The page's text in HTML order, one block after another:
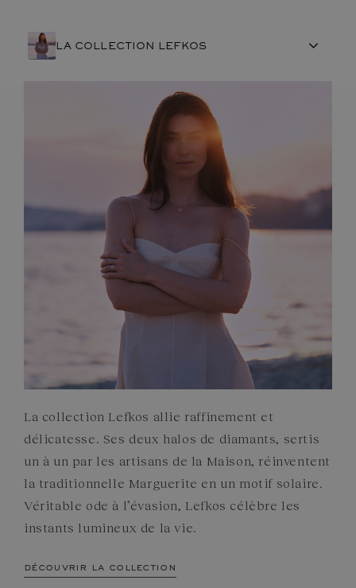
LA COLLECTION LEFKOS
ARTISANAT FRANÇAIS
ENGAGEMENTS
La collection Lefkos allie raffinement et
délicatesse. Ses deux halos de diamants, sertis
un à un par les artisans de la Maison, réinventent
la traditionnelle Marguerite en un motif solaire.
Véritable ode à l’évasion, Lefkos célèbre les
instants lumineux de la vie.
découvrir la collection